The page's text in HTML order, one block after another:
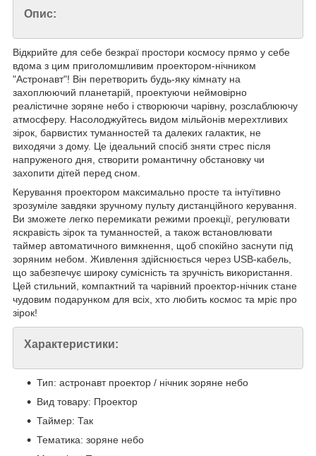
Опис:
Відкрийте для себе безкраї простори космосу прямо у себе
вдома з цим приголомшливим проектором-нічником
"Астронавт"! Він перетворить будь-яку кімнату на
захоплюючий планетарій, проектуючи неймовірно
реалістичне зоряне небо і створюючи чарівну, розслаблюючу
атмосферу. Насолоджуйтесь видом мільйонів мерехтливих
зірок, барвистих туманностей та далеких галактик, не
виходячи з дому. Це ідеальний спосіб зняти стрес після
напруженого дня, створити романтичну обстановку чи
захопити дітей перед сном.
Керування проектором максимально просте та інтуїтивно
зрозуміле завдяки зручному пульту дистанційного керування.
Ви зможете легко перемикати режими проекції, регулювати
яскравість зірок та туманностей, а також встановлювати
таймер автоматичного вимкнення, щоб спокійно заснути під
зоряним небом. Живлення здійснюється через USB-кабель,
що забезпечує широку сумісність та зручність використання.
Цей стильний, компактний та чарівний проектор-нічник стане
чудовим подарунком для всіх, хто любить космос та мріє про
зірок!
Характеристики:
Тип: астронавт проектор / нічник зоряне небо
Вид товару: Проектор
Таймер: Так
Тематика: зоряне небо